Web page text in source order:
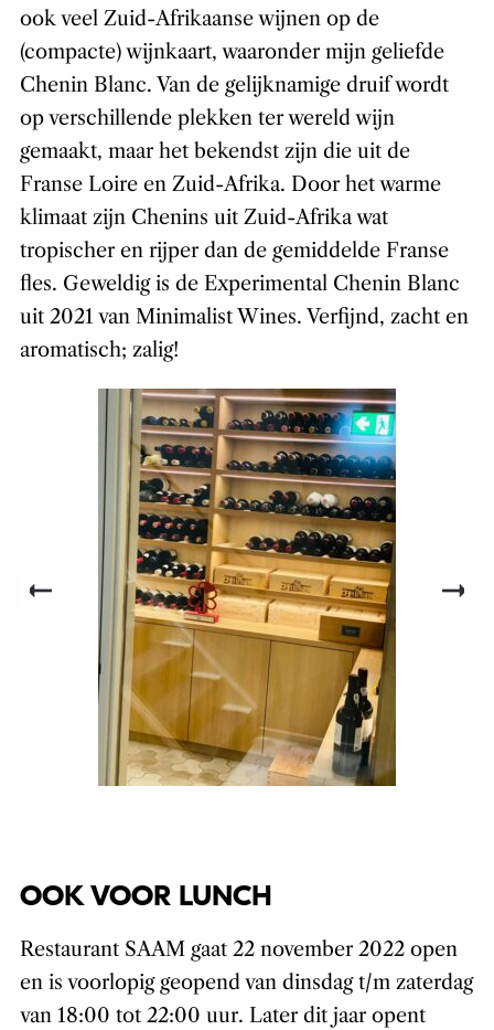
ook veel Zuid-Afrikaanse wijnen op de
(compacte) wijnkaart, waaronder mijn geliefde
Chenin Blanc. Van de gelijknamige druif wordt
op verschillende plekken ter wereld wijn
gemaakt, maar het bekendst zijn die uit de
Franse Loire en Zuid-Afrika. Door het warme
klimaat zijn Chenins uit Zuid-Afrika wat
tropischer en rijper dan de gemiddelde Franse
fles. Geweldig is de Experimental Chenin Blanc
uit 2021 van Minimalist Wines. Verfijnd, zacht en
aromatisch; zalig!
OOK VOOR LUNCH
Restaurant SAAM gaat 22 november 2022 open
en is voorlopig geopend van dinsdag t/m zaterdag
van 18:00 tot 22:00 uur. Later dit jaar opent